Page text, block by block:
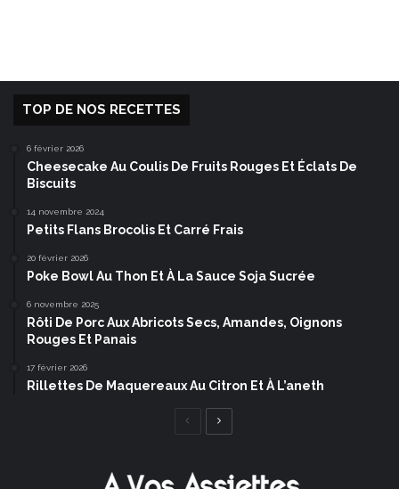
TOP DE NOS RECETTES
6 février 2026
Cheesecake Au Coulis De Fruits Rouges Et Éclats De
Biscuits
14 novembre 2024
Petits Flans Brocolis Et Carré Frais
20 février 2026
Poke Bowl Au Thon Et À La Sauce Soja Sucrée
6 novembre 2025
Rôti De Porc Aux Abricots Secs, Amandes, Oignons
Rouges Et Panais
17 février 2026
Rillettes De Maquereaux Au Citron Et À L’aneth
Page